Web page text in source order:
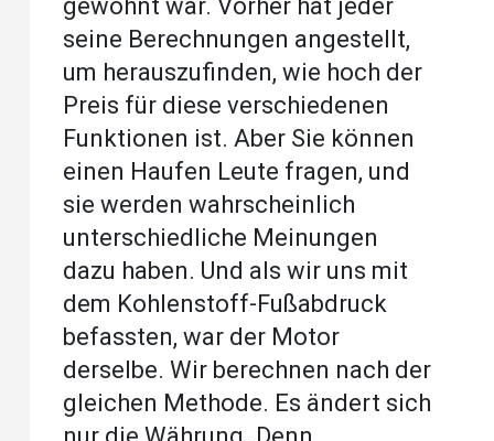
gewöhnt war. Vorher hat jeder
seine Berechnungen angestellt,
um herauszufinden, wie hoch der
Preis für diese verschiedenen
Funktionen ist. Aber Sie können
einen Haufen Leute fragen, und
sie werden wahrscheinlich
unterschiedliche Meinungen
dazu haben. Und als wir uns mit
dem Kohlenstoff-Fußabdruck
befassten, war der Motor
derselbe. Wir berechnen nach der
gleichen Methode. Es ändert sich